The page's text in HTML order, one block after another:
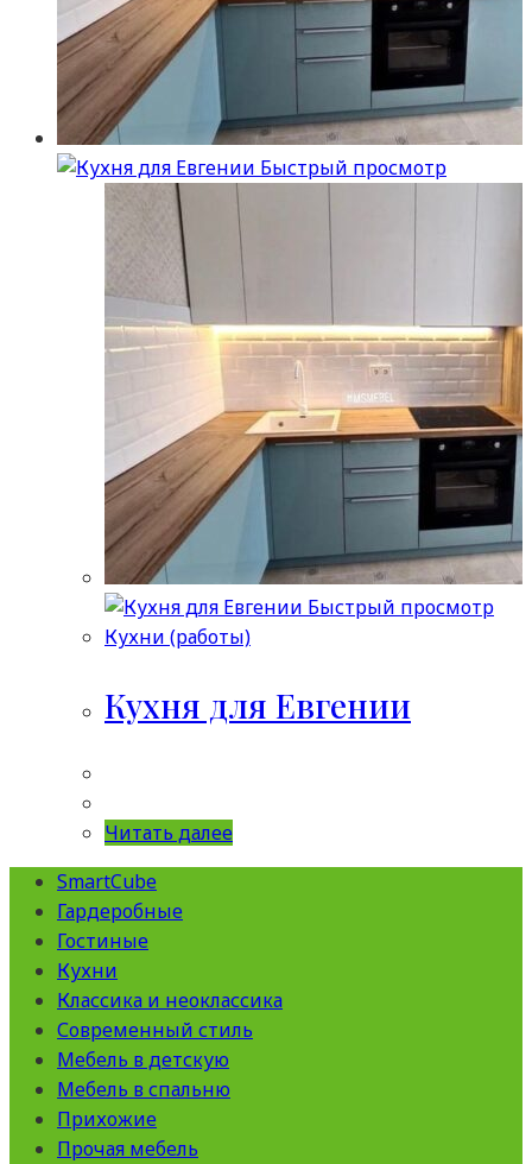
Быстрый просмотр
Быстрый просмотр
Кухни (работы)
Кухня для Евгении
Читать далее
SmartCube
Гардеробные
Гостиные
Кухни
Классика и неоклассика
Современный стиль
Мебель в детскую
Мебель в спальню
Прихожие
Прочая мебель